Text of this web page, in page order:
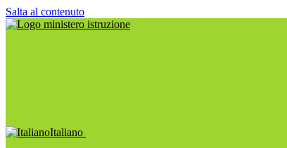
Salta al contenuto
Italiano